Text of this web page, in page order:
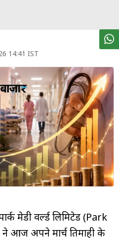
14:41 IST
मेडी वर्ल्ड लिमिटेड (Park
अपने मार्च तिमाही के